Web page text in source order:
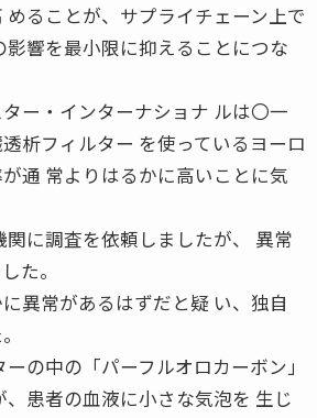
めることが、サプライチェーン上で
響を最小限に抑えることにつな
ー・インターナショナ ルは〇一
析フィルター を使っているヨーロ
通 常よりはるかに高いことに気
に調査を依頼しましたが、 異常
た。
異常があるはずだと疑 い、独自
の中の「パーフルオロカーボン」
、患者の血液に小さな気泡を 生じ